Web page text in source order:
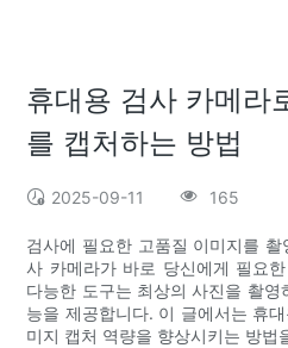
휴대용 검사 카메라
를 캡처하는 방법
2025-09-11 165
검사에 필요한 고품질 이미지를
사 카메라가 바로 당신에게 필요
다능한 도구는 최상의 사진을 촬
능을 제공합니다. 이 글에서는 휴
미지 캡처 역량을 향상시키는 방법